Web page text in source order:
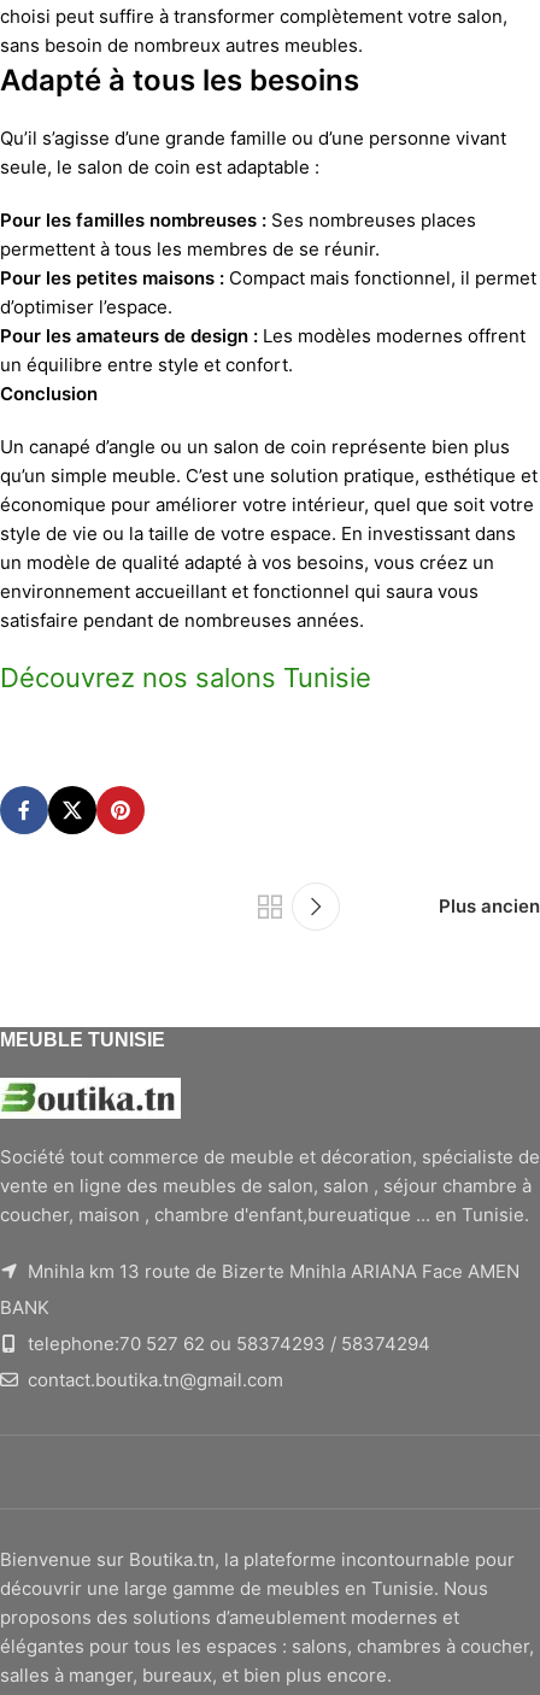
choisi peut suffire à transformer complètement votre salon,
sans besoin de nombreux autres meubles.
Adapté à tous les besoins
Qu’il s’agisse d’une grande famille ou d’une personne vivant
seule, le salon de coin est adaptable :
Pour les familles nombreuses : Ses nombreuses places
permettent à tous les membres de se réunir.
Pour les petites maisons : Compact mais fonctionnel, il permet
d’optimiser l’espace.
Pour les amateurs de design : Les modèles modernes offrent
un équilibre entre style et confort.
Conclusion
Un canapé d’angle ou un salon de coin représente bien plus
qu’un simple meuble. C’est une solution pratique, esthétique et
économique pour améliorer votre intérieur, quel que soit votre
style de vie ou la taille de votre espace. En investissant dans
un modèle de qualité adapté à vos besoins, vous créez un
environnement accueillant et fonctionnel qui saura vous
satisfaire pendant de nombreuses années.
Découvrez nos salons Tunisie
Plus ancien
MEUBLE TUNISIE
Société tout commerce de meuble et décoration, spécialiste de
vente en ligne des meubles de salon, salon , séjour chambre à
coucher, maison , chambre d'enfant,bureuatique ... en Tunisie.
Mnihla km 13 route de Bizerte Mnihla ARIANA Face AMEN
BANK
telephone:70 527 62 ou 58374293 / 58374294
contact.boutika.tn@gmail.com
Bienvenue sur Boutika.tn, la plateforme incontournable pour
découvrir une large gamme de meubles en Tunisie. Nous
proposons des solutions d’ameublement modernes et
élégantes pour tous les espaces : salons, chambres à coucher,
salles à manger, bureaux, et bien plus encore.